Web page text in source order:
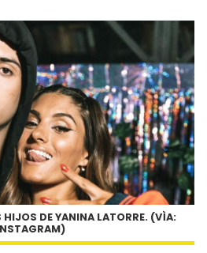
HIJOS DE YANINA LATORRE. (VÌA: